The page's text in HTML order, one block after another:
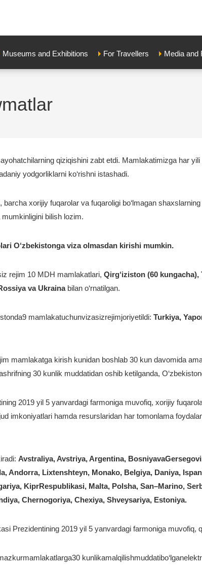
Museums and Exhibitions For Travellers Media and
qiziqishini zabt etdi. Mamlakatimizga har
yodgorliklarni ko‘rishni istashadi.
xorijiy fuqarolar va fuqaroligi bo‘lmagan
mumkinligini bilish lozim.
O‘zbekistonga viza olmasdan kirishi mumkin.
rejim 10 MDH mamlakatlari, Qirg‘iziston (60
va Ukrainabilan o‘rnatilgan.
mamlakatuchunvizasizrejimjoriyetildi: Turkiya,
mamlakatga kirish kunidan boshlab 30 kun davomida
30 kunlik muddatidan oshib ketilganda,
2019 yil 5 yanvardagi farmoniga muvofiq, xorijiy
imkoniyatlari hamda resurslaridan har tomonlama
Avstraliya, Avstriya, Argentina,
Andorra, Lixtenshteyn, Monako, Belgiya, Daniya,
KiprRespublikasi, Malta, Polsha, San–Marino,
Chernogoriya, Chexiya, Shveysariya, Estoniya.
Prezidentining 2019 yil 5 yanvardagi farmoniga muvofiq,